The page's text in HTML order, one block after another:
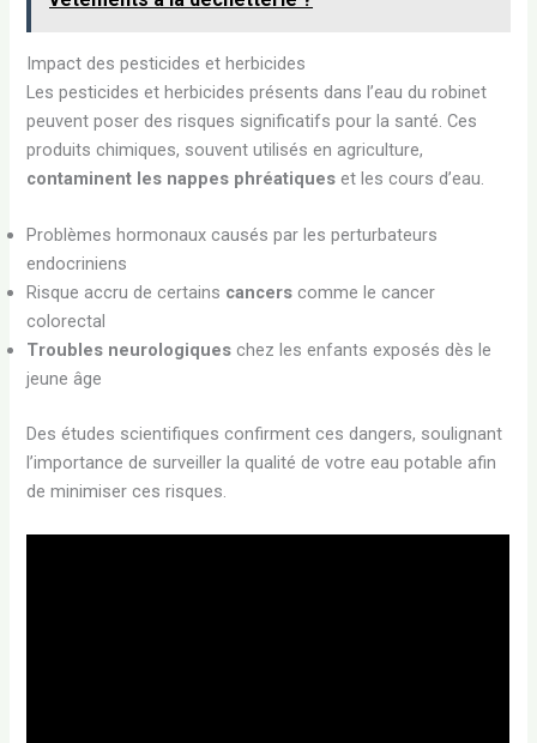
Impact des pesticides et herbicides
Les pesticides et herbicides présents dans l’eau du robinet
peuvent poser des risques significatifs pour la santé. Ces
produits chimiques, souvent utilisés en agriculture,
contaminent les nappes phréatiques et les cours d’eau.
Problèmes hormonaux causés par les perturbateurs
endocriniens
Risque accru de certains cancers comme le cancer
colorectal
Troubles neurologiques chez les enfants exposés dès le
jeune âge
Des études scientifiques confirment ces dangers, soulignant
l’importance de surveiller la qualité de votre eau potable afin
de minimiser ces risques.